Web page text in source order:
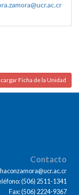
Ficha de la Unidad
Contacto
(506) 2511-1341
Fax: (506) 2224-9367